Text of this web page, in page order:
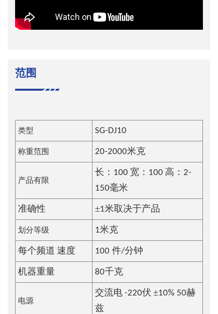
范围
类型 SG-DJ10
称重范围 20-2000米 克
产品有限
长：100 宽：100 高：2-
150毫米
准确性 ±1米取决于产品
划分等级 1米 克
每个频道 速度 100 件/分钟
机器重量 80千克
电源
交流电 -220伏 ±10% 50赫
兹